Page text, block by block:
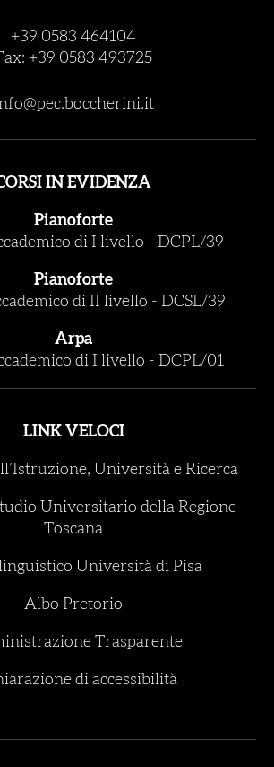
+39 0583 464104
+39 0583 493725
IN EVIDENZA
Pianoforte
di I livello - DCPL/39
Pianoforte
di II livello - DCSL/39
Arpa
di I livello - DCPL/01
LINK VELOCI
Università e Ricerca
Universitario della Regione
Toscana
Università di Pisa
Albo Pretorio
Trasparente
di accessibilità